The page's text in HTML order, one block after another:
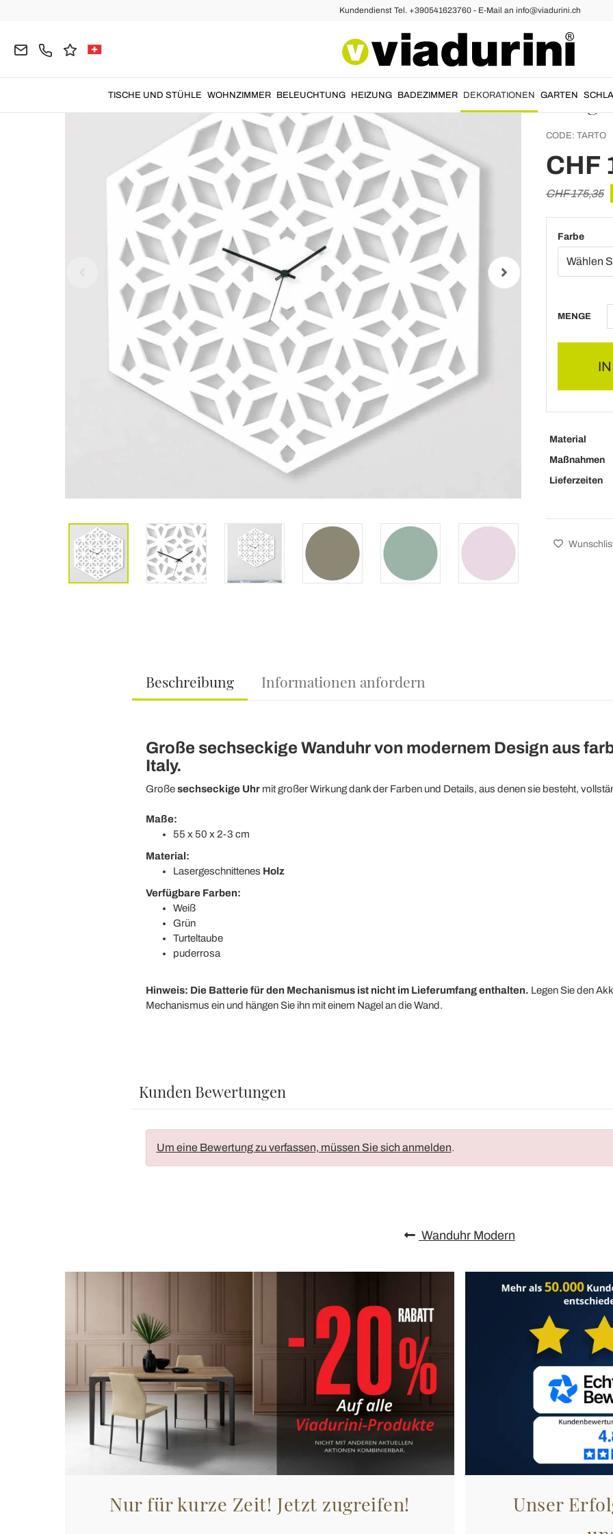
Kundendienst Tel. +390541623760 - E-Mail an info@viadurini.ch
TISCHE UND STÜHLE WOHNZIMMER BELEUCHTUNG HEIZUNG BADEZIMMER DEKORATIONEN GARTEN
Große
CODE: TARTO
CHF
CHF 175,35
Farbe
MENGE
Material
Maßnahmen
Lieferzeiten
Beschreibung Informationen anfordern
Große sechseckige Wanduhr von modernem Design aus
Italy.
Großesechseckige Uhrmit großer Wirkung dank der Farben und Details, aus denen sie besteht,
Maße:
55 x 50 x 2-3 cm
Material:
Lasergeschnittenes Holz
Verfügbare Farben:
Weiß
Grün
Turteltaube
puderrosa
Hinweis: Die Batterie für den Mechanismus ist nicht im Lieferumfang enthalten. Legen Sie den
Mechanismus ein und hängen Sie ihn mit einem Nagel an die Wand.
Kunden Bewertungen
Um eine Bewertung zu verfassen, müssen Sie sich anmelden.
Wanduhr Modern
Nur für kurze Zeit! Jetzt zugreifen!
Unser